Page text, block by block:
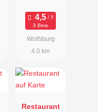
Restaurant
3 Bew.
Wolfsburg
4.0 km
Restaurant